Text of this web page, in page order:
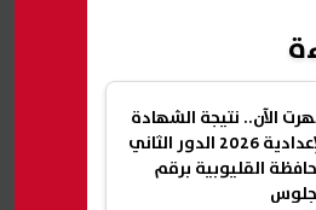
الآن.. نتيجة الشهادة
الإعدادية 2026 الدور الثاني
القليوبية برقم